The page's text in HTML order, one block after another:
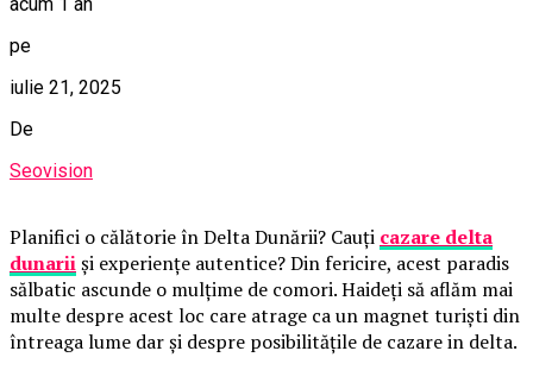
pe
iulie 21, 2025
De
Seovision
Planifici o călătorie în Delta Dunării? Cauți cazare delta
dunariiși experiențe autentice? Din fericire, acest paradis
sălbatic ascunde o mulțime de comori. Haideți să aflăm mai
multe despre acest loc care atrage ca un magnet turiști din
întreaga lume dar și despre posibilitățile de cazare in delta.